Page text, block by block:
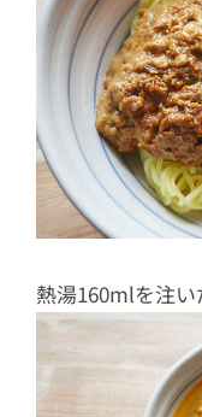
熱湯160mlを注い